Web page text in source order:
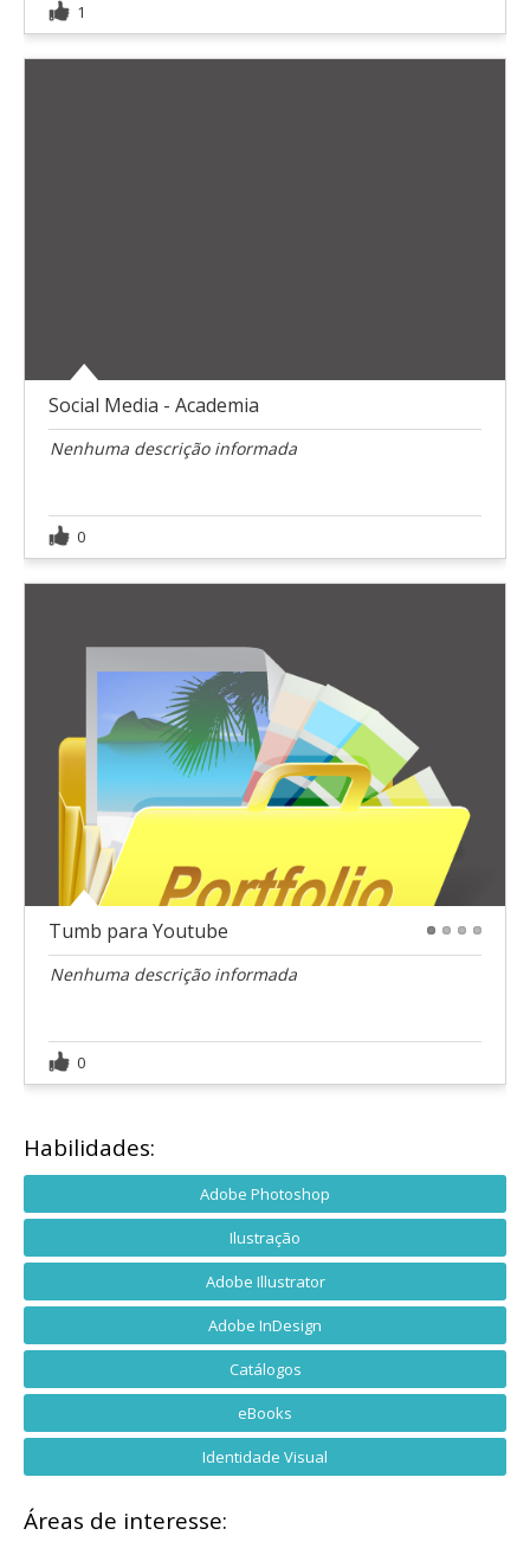
1
Social Media - Academia
Nenhuma descrição informada
0
Tumb para Youtube
Nenhuma descrição informada
0
Habilidades:
Adobe Photoshop
Ilustração
Adobe Illustrator
Adobe InDesign
Catálogos
eBooks
Identidade Visual
Áreas de interesse: